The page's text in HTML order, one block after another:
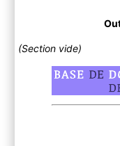
(Section vide)